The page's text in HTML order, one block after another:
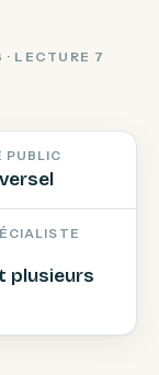
LECTURE 7
PUBLIC
plusieurs